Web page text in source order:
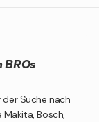
BROs
der Suche nach
Bosch,